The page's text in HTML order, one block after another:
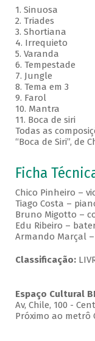
1. Sinuosa
2. Triades
3. Shortiana
4. Irrequieto
5. Varanda
6. Tempestade
7. Jungle
8. Tema em 3
9. Farol
10. Mantra
11. Boca de siri
Todas as
“Boca de Siri”, de
Ficha
Chico Pinheiro –
Tiago Costa –
Bruno Migotto –
Edu Ribeiro –
Armando Marçal
Classificação:
Espaço Cultural
Av, Chile, 100 -
Próximo ao metrô